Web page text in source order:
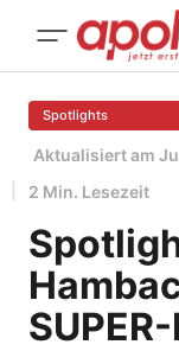
Spotlights
Aktualisiert am
2 Min. Lesezeit